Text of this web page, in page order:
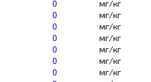
0
мг/кг
0
мг/кг
0
мг/кг
0
мг/кг
0
мг/кг
0
мг/кг
0
мг/кг